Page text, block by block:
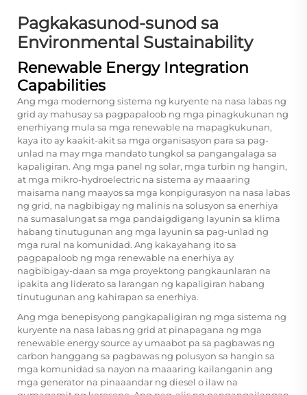
Pagkakasunod-sunod sa
Environmental Sustainability
Renewable Energy Integration
Capabilities
Ang mga modernong sistema ng kuryente na nasa labas ng
grid ay mahusay sa pagpapaloob ng mga pinagkukunan ng
enerhiyang mula sa mga renewable na mapagkukunan,
kaya ito ay kaakit-akit sa mga organisasyon para sa pag-
unlad na may mga mandato tungkol sa pangangalaga sa
kapaligiran. Ang mga panel ng solar, mga turbin ng hangin,
at mga mikro-hydroelectric na sistema ay maaaring
maisama nang maayos sa mga konpigurasyon na nasa labas
ng grid, na nagbibigay ng malinis na solusyon sa enerhiya
na sumasalungat sa mga pandaigdigang layunin sa klima
habang tinutugunan ang mga layunin sa pag-unlad ng
mga rural na komunidad. Ang kakayahang ito sa
pagpapaloob ng mga renewable na enerhiya ay
nagbibigay-daan sa mga proyektong pangkaunlaran na
ipakita ang liderato sa larangan ng kapaligiran habang
tinutugunan ang kahirapan sa enerhiya.
Ang mga benepisyong pangkapaligiran ng mga sistema ng
kuryente na nasa labas ng grid at pinapagana ng mga
renewable energy source ay umaabot pa sa pagbawas ng
carbon hanggang sa pagbawas ng polusyon sa hangin sa
mga komunidad sa nayon na maaaring kailanganin ang
mga generator na pinaaandar ng diesel o ilaw na